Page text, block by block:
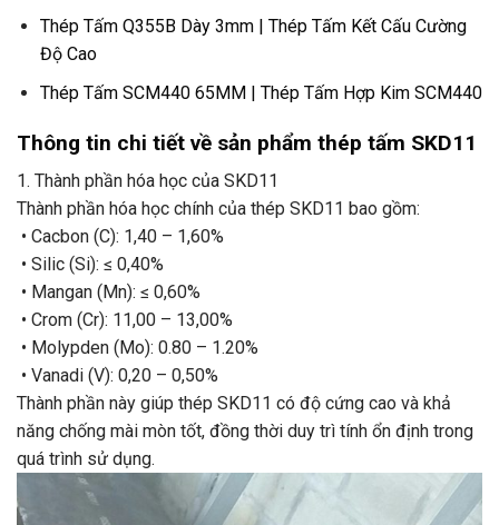
Thép Tấm Q355B Dày 3mm | Thép Tấm Kết Cấu Cường
Độ Cao
Thép Tấm SCM440 65MM | Thép Tấm Hợp Kim SCM440
Thông tin chi tiết về sản phẩm thép tấm SKD11
1. Thành phần hóa học của SKD11
Thành phần hóa học chính của thép SKD11 bao gồm:
• Cacbon (C): 1,40 – 1,60%
• Silic (Si): ≤ 0,40%
• Mangan (Mn): ≤ 0,60%
• Crom (Cr): 11,00 – 13,00%
• Molypden (Mo): 0.80 – 1.20%
• Vanadi (V): 0,20 – 0,50%
Thành phần này giúp thép SKD11 có độ cứng cao và khả
năng chống mài mòn tốt, đồng thời duy trì tính ổn định trong
quá trình sử dụng.